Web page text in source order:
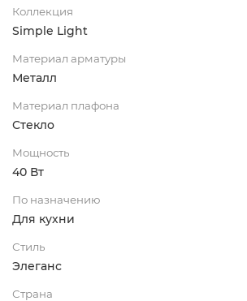
Коллекция
Simple Light
Материал арматуры
Металл
Материал плафона
Стекло
Мощность
40 Вт
По назначению
Для кухни
Стиль
Элеганс
Страна